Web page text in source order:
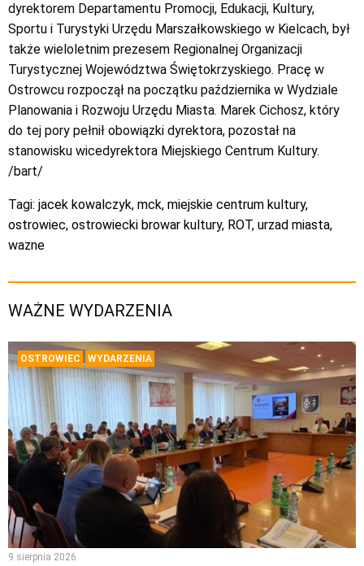
dyrektorem Departamentu Promocji, Edukacji, Kultury,
Sportu i Turystyki Urzędu Marszałkowskiego w Kielcach, był
także wieloletnim prezesem Regionalnej Organizacji
Turystycznej Województwa Świętokrzyskiego. Pracę w
Ostrowcu rozpoczął na początku października w Wydziale
Planowania i Rozwoju Urzędu Miasta. Marek Cichosz, który
do tej pory pełnił obowiązki dyrektora, pozostał na
stanowisku wicedyrektora Miejskiego Centrum Kultury.
/bart/
Tagi: jacek kowalczyk, mck, miejskie centrum kultury,
ostrowiec, ostrowiecki browar kultury, ROT, urzad miasta,
wazne
WAŻNE WYDARZENIA
OSTROWIEC WYDARZENIA
9 sierpnia 2026